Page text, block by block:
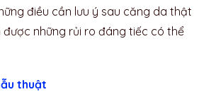
điều cần lưu ý sau căng da thật
được những rủi ro đáng tiếc có thể
thuật